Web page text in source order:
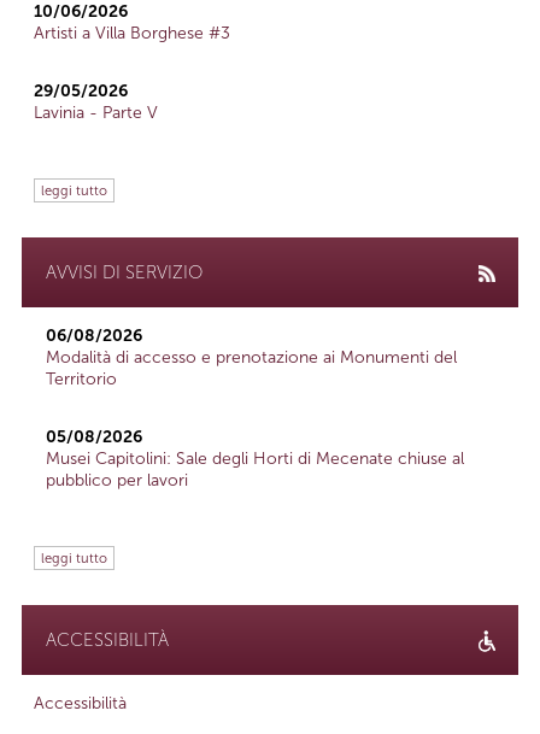
10/06/2026
Artisti a Villa Borghese #3
29/05/2026
Lavinia - Parte V
leggi tutto
AVVISI DI SERVIZIO
06/08/2026
Modalità di accesso e prenotazione ai Monumenti del
Territorio
05/08/2026
Musei Capitolini: Sale degli Horti di Mecenate chiuse al
pubblico per lavori
leggi tutto
ACCESSIBILITÀ
Accessibilità